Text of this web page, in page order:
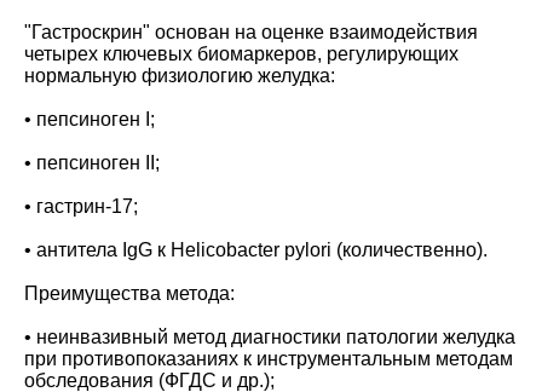
"Гастроскрин" основан на оценке взаимодействия
четырех ключевых биомаркеров, регулирующих
нормальную физиологию желудка:
• пепсиноген I;
• пепсиноген II;
• гастрин-17;
• антитела IgG к Helicobacter pylori (количественно).
Преимущества метода:
• неинвазивный метод диагностики патологии желудка
при противопоказаниях к инструментальным методам
обследования (ФГДС и др.);